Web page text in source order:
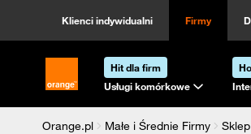
Klienci indywidualni Firmy
Strona główna Orange.pl
Hit dla firm
Usługi komórkowe
Orange.pl Małe i Średnie Firmy Sklep